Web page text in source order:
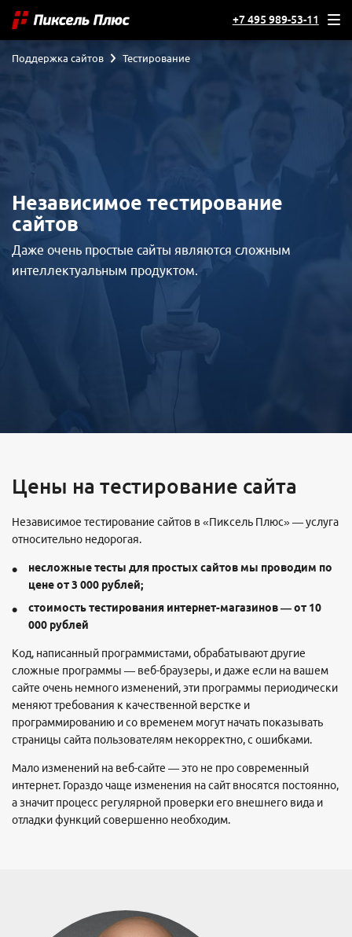
+7 495 989-53-11
Независимое тестирование
сайтов
Даже очень простые сайты являются сложным
интеллектуальным продуктом.
Поддержка сайтов Тестирование
Цены на тестирование сайта
Независимое тестирование сайтов в «Пиксель Плюс» — услуга
относительно недорогая.
несложные тесты для простых сайтов мы проводим по
цене от 3 000 рублей;
стоимость тестирования интернет-магазинов — от 10
000 рублей
Код, написанный программистами, обрабатывают другие
сложные программы — веб-браузеры, и даже если на вашем
сайте очень немного изменений, эти программы периодически
меняют требования к качественной верстке и
программированию и со временем могут начать показывать
страницы сайта пользователям некорректно, с ошибками.
Мало изменений на веб-сайте — это не про современный
интернет. Гораздо чаще изменения на сайт вносятся постоянно,
а значит процесс регулярной проверки его внешнего вида и
отладки функций совершенно необходим.